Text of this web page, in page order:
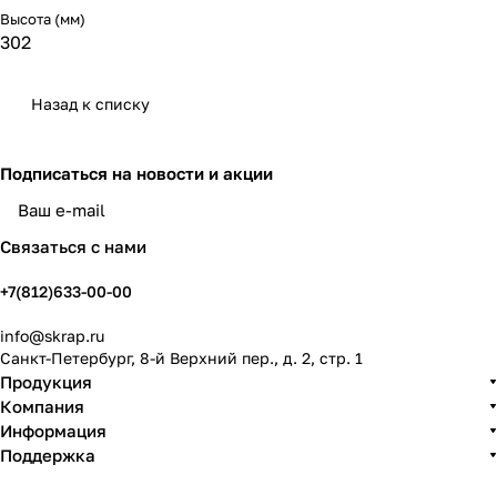
Высота (мм)
302
Назад к списку
Подписаться на новости и акции
Связаться с нами
+7(812)633-00-00
info@skrap.ru
Санкт-Петербург, 8-й Верхний пер., д. 2, стр. 1
Продукция
Компания
Информация
Поддержка